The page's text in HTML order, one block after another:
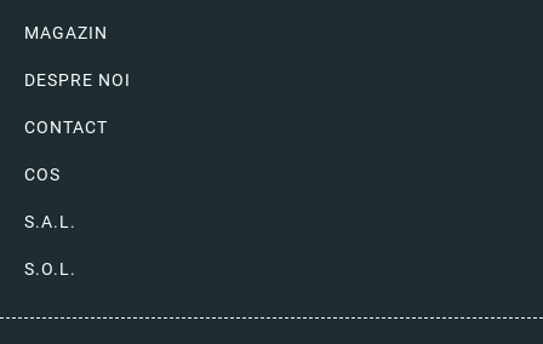
MAGAZIN
DESPRE NOI
CONTACT
COS
S.A.L.
S.O.L.